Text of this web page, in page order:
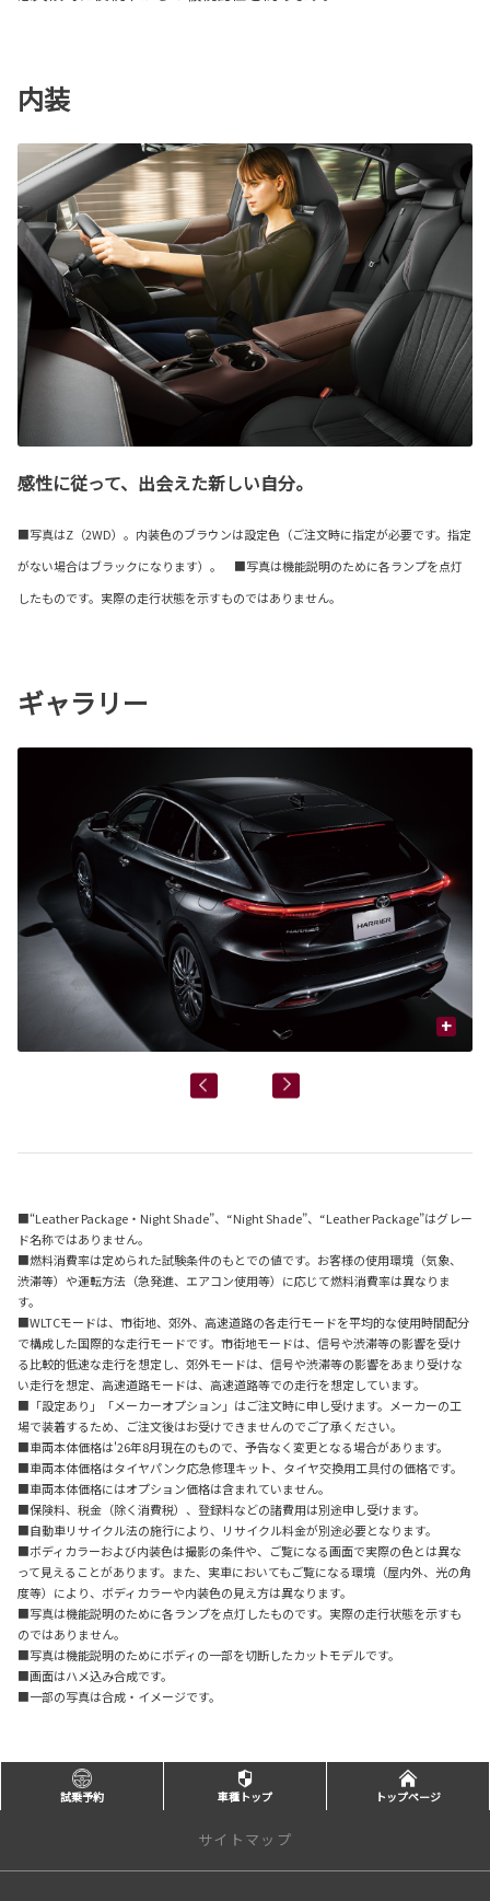
内装
感性に従って、出会えた新しい自分。
■写真はZ（2WD）。内装色のブラウンは設定色（ご注文時に指定が必要です。指定
がない場合はブラックになります）。 ■写真は機能説明のために各ランプを点灯
したものです。実際の走行状態を示すものではありません。
ギャラリー
+
■“Leather Package・Night Shade”、“Night Shade”、“Leather Package”はグレー
ド名称ではありません。
■燃料消費率は定められた試験条件のもとでの値です。お客様の使用環境（気象、
渋滞等）や運転方法（急発進、エアコン使用等）に応じて燃料消費率は異なりま
す。
■WLTCモードは、市街地、郊外、高速道路の各走行モードを平均的な使用時間配分
で構成した国際的な走行モードです。市街地モードは、信号や渋滞等の影響を受け
る比較的低速な走行を想定し、郊外モードは、信号や渋滞等の影響をあまり受けな
い走行を想定、高速道路モードは、高速道路等での走行を想定しています。
■「設定あり」「メーカーオプション」はご注文時に申し受けます。メーカーの工
場で装着するため、ご注文後はお受けできませんのでご了承ください。
■車両本体価格は'26年8月現在のもので、予告なく変更となる場合があります。
■車両本体価格はタイヤパンク応急修理キット、タイヤ交換用工具付の価格です。
■車両本体価格にはオプション価格は含まれていません。
■保険料、税金（除く消費税）、登録料などの諸費用は別途申し受けます。
■自動車リサイクル法の施行により、リサイクル料金が別途必要となります。
■ボディカラーおよび内装色は撮影の条件や、ご覧になる画面で実際の色とは異な
って見えることがあります。また、実車においてもご覧になる環境（屋内外、光の角
度等）により、ボディカラーや内装色の見え方は異なります。
■写真は機能説明のために各ランプを点灯したものです。実際の走行状態を示すも
のではありません。
■写真は機能説明のためにボディの一部を切断したカットモデルです。
■画面はハメ込み合成です。
■一部の写真は合成・イメージです。
試乗予約 車種トップ トップページ
サイトマップ